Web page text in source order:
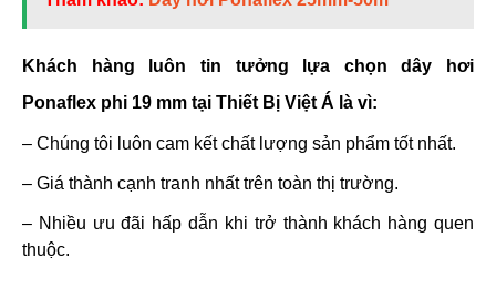
Khách hàng luôn tin tưởng lựa chọn dây hơi
Ponaflex phi 19 mm tại Thiết Bị Việt Á là vì:
– Chúng tôi luôn cam kết chất lượng sản phẩm tốt nhất.
– Giá thành cạnh tranh nhất trên toàn thị trường.
– Nhiều ưu đãi hấp dẫn khi trở thành khách hàng quen
thuộc.